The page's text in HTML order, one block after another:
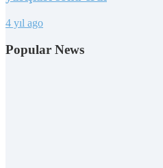
4 yıl ago
Popular News